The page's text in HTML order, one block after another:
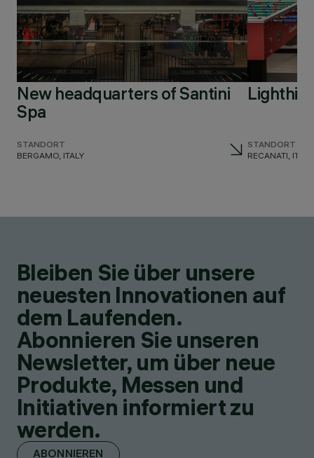
New headquarters of Santini
Spa
STANDORT
BERGAMO, ITALY
STANDORT
RECANATI, ITALY
Bleiben Sie über unsere
neuesten Innovationen auf
dem Laufenden.
Abonnieren Sie unseren
Newsletter, um über neue
Produkte, Messen und
Initiativen informiert zu
werden.
ABONNIEREN